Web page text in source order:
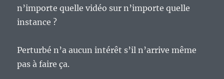
n’importe quelle vidéo sur n’importe quelle
instance ?
Perturbé n’a aucun intérêt s’il n’arrive même
pas à faire ça.